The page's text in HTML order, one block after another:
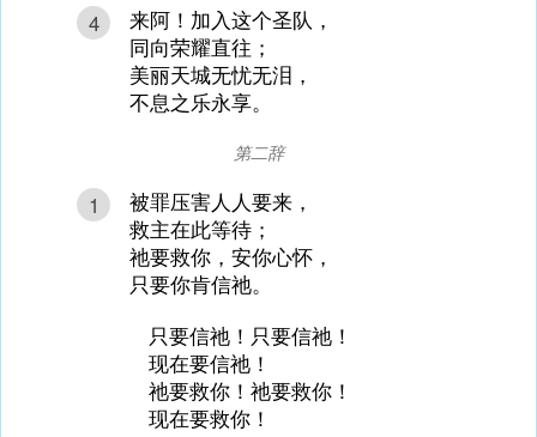
4
来阿！加入这个圣队，
同向荣耀直往；
美丽天城无忧无泪，
不息之乐永享。
第二辞
1
被罪压害人人要来，
救主在此等待；
祂要救你，安你心怀，
只要你肯信祂。
只要信祂！只要信祂！
现在要信祂！
祂要救你！祂要救你！
现在要救你！